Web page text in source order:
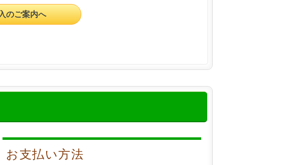
のご案内へ
お支払い方法